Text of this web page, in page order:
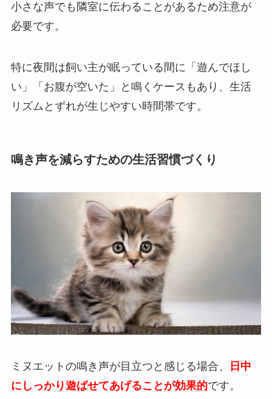
小さな声でも隣室に伝わることがあるため注意が
必要です。
特に夜間は飼い主が眠っている間に「遊んでほし
い」「お腹が空いた」と鳴くケースもあり、生活
リズムとずれが生じやすい時間帯です。
鳴き声を減らすための生活習慣づくり
ミヌエットの鳴き声が目立つと感じる場合、
日中
にしっかり遊ばせてあげることが効果的です。